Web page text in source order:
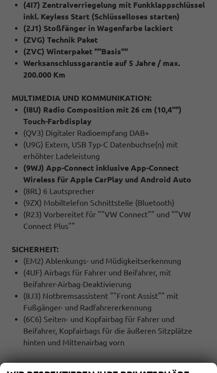
(4I7) Zentralverriegelung mit Funkklappschlüssel
inkl. Keyless Start (Schlüsselloses starten)
(2J1) Stoßfänger in Wagenfarbe lackiert
(ZVG) Technik Paket
(ZVC) Winterpaket ""Basis""
Werksanschlussgarantie auf 5 Jahre / max.
200.000 Km
MULTIMEDIA UND KOMMUNIKATION:
(I8U) Radio Composition mit 26 cm (10,4"")
Touch-Farbdisplay
(QV3) Digitaler Radioempfang DAB+
(U9G) Extern, USB Typ-C Datenbuchse(n) mit
erhöhter Ladeleistung
(9WJ) App-Connect inklusive App-Connect
Wireless für Apple CarPlay und Android Auto
(8RL) 6 Lautsprecher
(9ZX) Mobiltelefon Schnittstelle (Bluetooth)
(R23) Vorbereitet für ""VW Connect"" und ""VW
Connect Plus""
SICHERHEIT:
(EM2) Ablenkungs- und Müdigkeitserkennung
(4UF) Airbags für Fahrer und Beifahrer, mit
Beifahrer-Airbag-Deaktivierung
(8J3) Notbremsassistent ""Front Assist"" mit
Fußgänger- und Radfahrererkennung
(6C6) Seiten- und Kopfairbag für Fahrer und
Beifahrer, Kopfairbags für die äußeren Sitzplätze
hinten und Mittenairbag vorn